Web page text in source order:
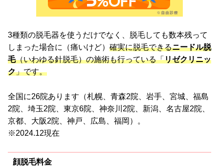
3種類の脱毛器を使うだけでなく、脱毛しても数本残って
しまった場合に（痛いけど） 確実に脱毛できるニードル脱
毛（いわゆる針脱毛）の施術も行っている「リゼクリニッ
ク」です。
全国に26院あります（札幌、青森2院、岩手、宮城、福島
2院、埼玉2院、東京6院、神奈川2院、新潟、名古屋2院、
京都、大阪2院、神戸、広島、福岡）。
※2024.12現在
顔脱毛料金